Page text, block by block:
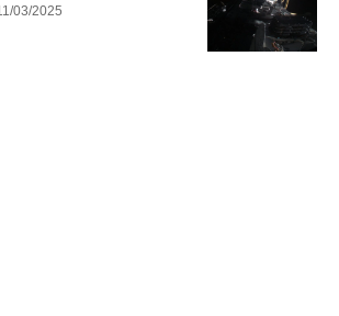
03/2025